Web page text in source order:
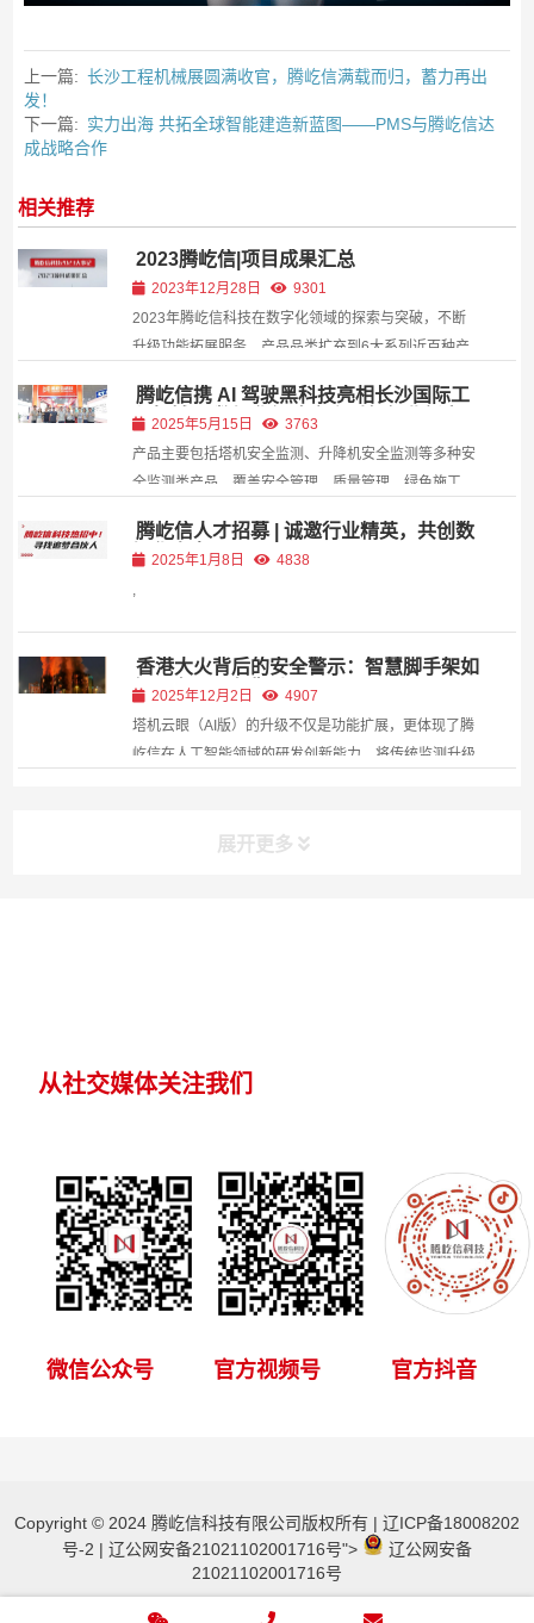
上一篇: 长沙工程机械展圆满收官，腾屹信满载而归，蓄力再出
发！
下一篇: 实力出海 共拓全球智能建造新蓝图——PMS与腾屹信达
成战略合作
相关推荐
2023腾屹信|项目成果汇总
2023年12月28日
9301
2023年腾屹信科技在数字化领域的探索与突破，不断
升级功能拓展服务，产品品类扩充到6大系列近百种产
项目场景中。 这一年我们为近六十个房建和基建项目提
供数字化整体方案，通过软硬件功能集成和数字化技
术...
腾屹信携 AI 驾驶黑科技亮相长沙国际工
程机械展 数智化解决方案引领行业新变
革
2025年5月15日
3763
产品主要包括塔机安全监测、升降机安全监测等多种安
全监测类产品，覆盖安全管理、质量管理、绿色施工、
腾屹信人才招募 | 诚邀行业精英，共创数
智化未来！
2025年1月8日
4838
香港大火背后的安全警示：智慧脚手架如
何阻止下一次悲剧
2025年12月2日
4907
塔机云眼（AI版）的升级不仅是功能扩展，更体现了腾
屹信在人工智能领域的研发创新能力。将传统监测升级
展开更多
从社交媒体关注我们
微信公众号 官方视频号 官方抖音
Copyright © 2024 腾屹信科技有限公司版权所有 | 辽ICP备18008202
号-2 | 辽公网安备21021102001716号">
辽公网安备
21021102001716号